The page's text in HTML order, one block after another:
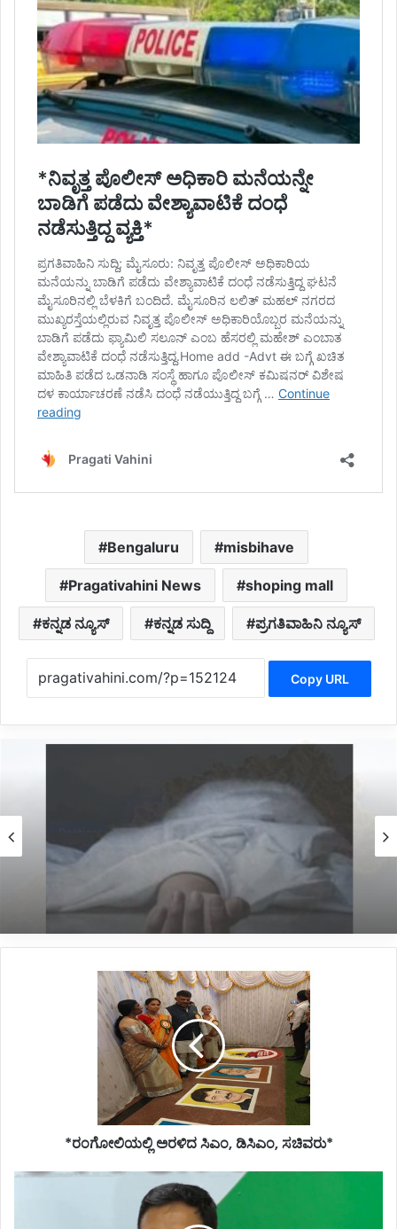
Bengaluru misbihave
Pragativahini News shoping mall
ಕನ್ನಡ ನ್ಯೂಸ್ ಕನ್ನಡ ಸುದ್ದಿ ಪ್ರಗತಿವಾಹಿನಿ ನ್ಯೂಸ್
Copy URL
3 hours ago
*ಅಡಿಕೆ ಕೊಯ್ಯುವಾಗ ದುರಂತ: ವಿದ್ಯುತ್ ತಂತಿ ಸ್ಪರ್ಶಿಸಿ
ಯುವಕ ದಾರುಣ ಸಾವು*
*ರಂಗೋಲಿಯಲ್ಲಿ ಅರಳಿದ ಸಿಎಂ, ಡಿಸಿಎಂ, ಸಚಿವರು*
*ಸಚಿವರು,